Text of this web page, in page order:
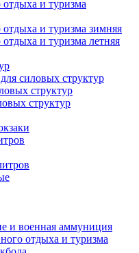
и туризма
и туризма зимняя
и туризма летняя
силовых структур
структур
структур
и военная аммуниция
отдыха и туризма